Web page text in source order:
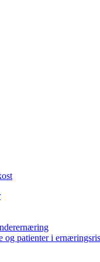
og patienter i